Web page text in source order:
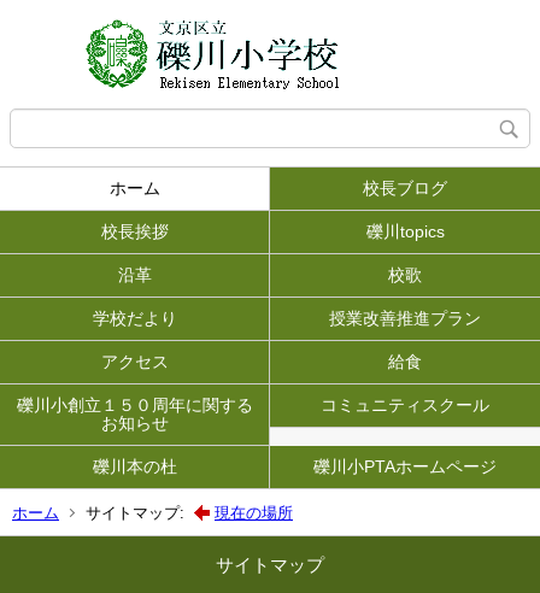
ホーム 校長ブログ
校長挨拶 礫川topics
沿革 校歌
学校だより 授業改善推進プラン
アクセス 給食
礫川小創立１５０周年に関する
お知らせ
コミュニティスクール
礫川本の杜 礫川小PTAホームページ
ホーム サイトマップ: 現在の場所
サイトマップ